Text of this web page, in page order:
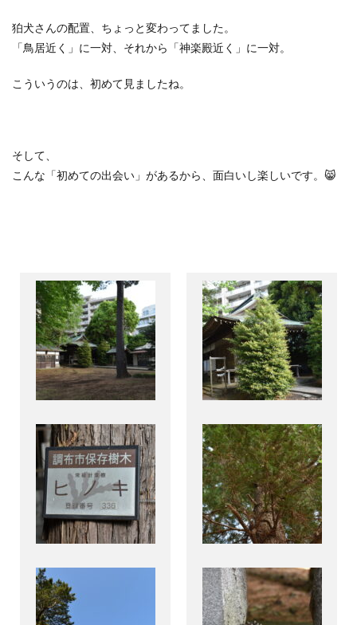
狛犬さんの配置、ちょっと変わってました。
「鳥居近く」に一対、それから「神楽殿近く」に一対。
こういうのは、初めて見ましたね。
そして、
こんな「初めての出会い」があるから、面白いし楽しいです。 😸